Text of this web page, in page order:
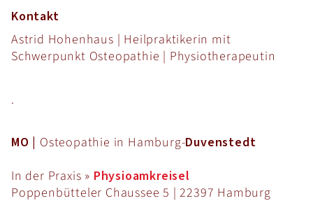
Kontakt
Astrid Hohenhaus | Heilpraktikerin mit
Schwerpunkt Osteopathie | Physiotherapeutin
.
MO | Osteopathie in Hamburg-Duvenstedt
In der Praxis » Physioamkreisel
Poppenbütteler Chaussee 5 | 22397 Hamburg